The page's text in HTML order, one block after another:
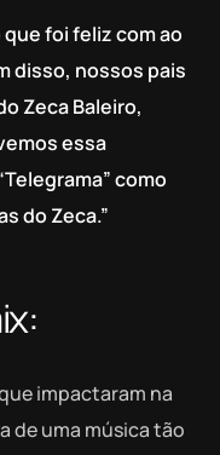
foi feliz com ao
disso, nossos pais
Zeca Baleiro,
essa
como
do Zeca.”
impactaram na
de uma música tão